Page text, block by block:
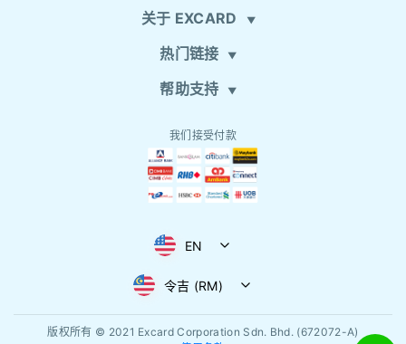
关于 EXCARD
热门链接
帮助支持
我们接受付款
EN
令吉 (RM)
版权所有 © 2021 Excard Corporation Sdn. Bhd. (672072-A)